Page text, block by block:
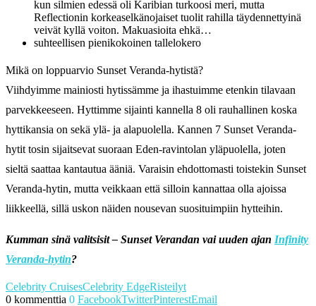
kun silmien edessä oli Karibian turkoosi meri, mutta
Reflectionin korkeaselkänojaiset tuolit rahilla täydennettyinä
veivät kyllä voiton. Makuasioita ehkä…
suhteellisen pienikokoinen tallelokero
Mikä on loppuarvio Sunset Veranda-hytistä?
Viihdyimme mainiosti hytissämme ja ihastuimme etenkin tilavaan
parvekkeeseen. Hyttimme sijainti kannella 8 oli rauhallinen koska
hyttikansia on sekä ylä- ja alapuolella. Kannen 7 Sunset Veranda-
hytit tosin sijaitsevat suoraan Eden-ravintolan yläpuolella, joten
sieltä saattaa kantautua ääniä. Varaisin ehdottomasti toistekin Sunset
Veranda-hytin, mutta veikkaan että silloin kannattaa olla ajoissa
liikkeellä, sillä uskon näiden nousevan suosituimpiin hytteihin.
Kumman sinä valitsisit – Sunset Verandan vai uuden ajan Infinity
Veranda-hytin?
Celebrity CruisesCelebrity EdgeRisteilyt
0 kommenttia 0 FacebookTwitterPinterestEmail